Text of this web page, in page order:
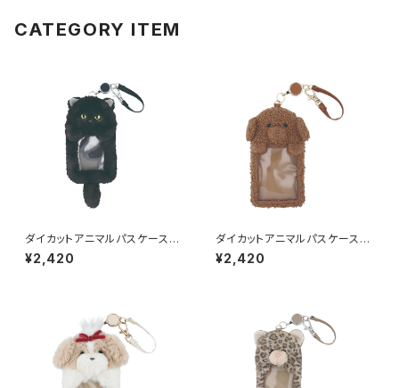
CATEGORY ITEM
ダイカットアニマルパスケース
（リール付き） 黒猫/クロネコ G
PC0059-A
¥2,420
ダイカットアニマルパスケース
（リール付き） トイ・プードル GP
C0059-B
¥2,420